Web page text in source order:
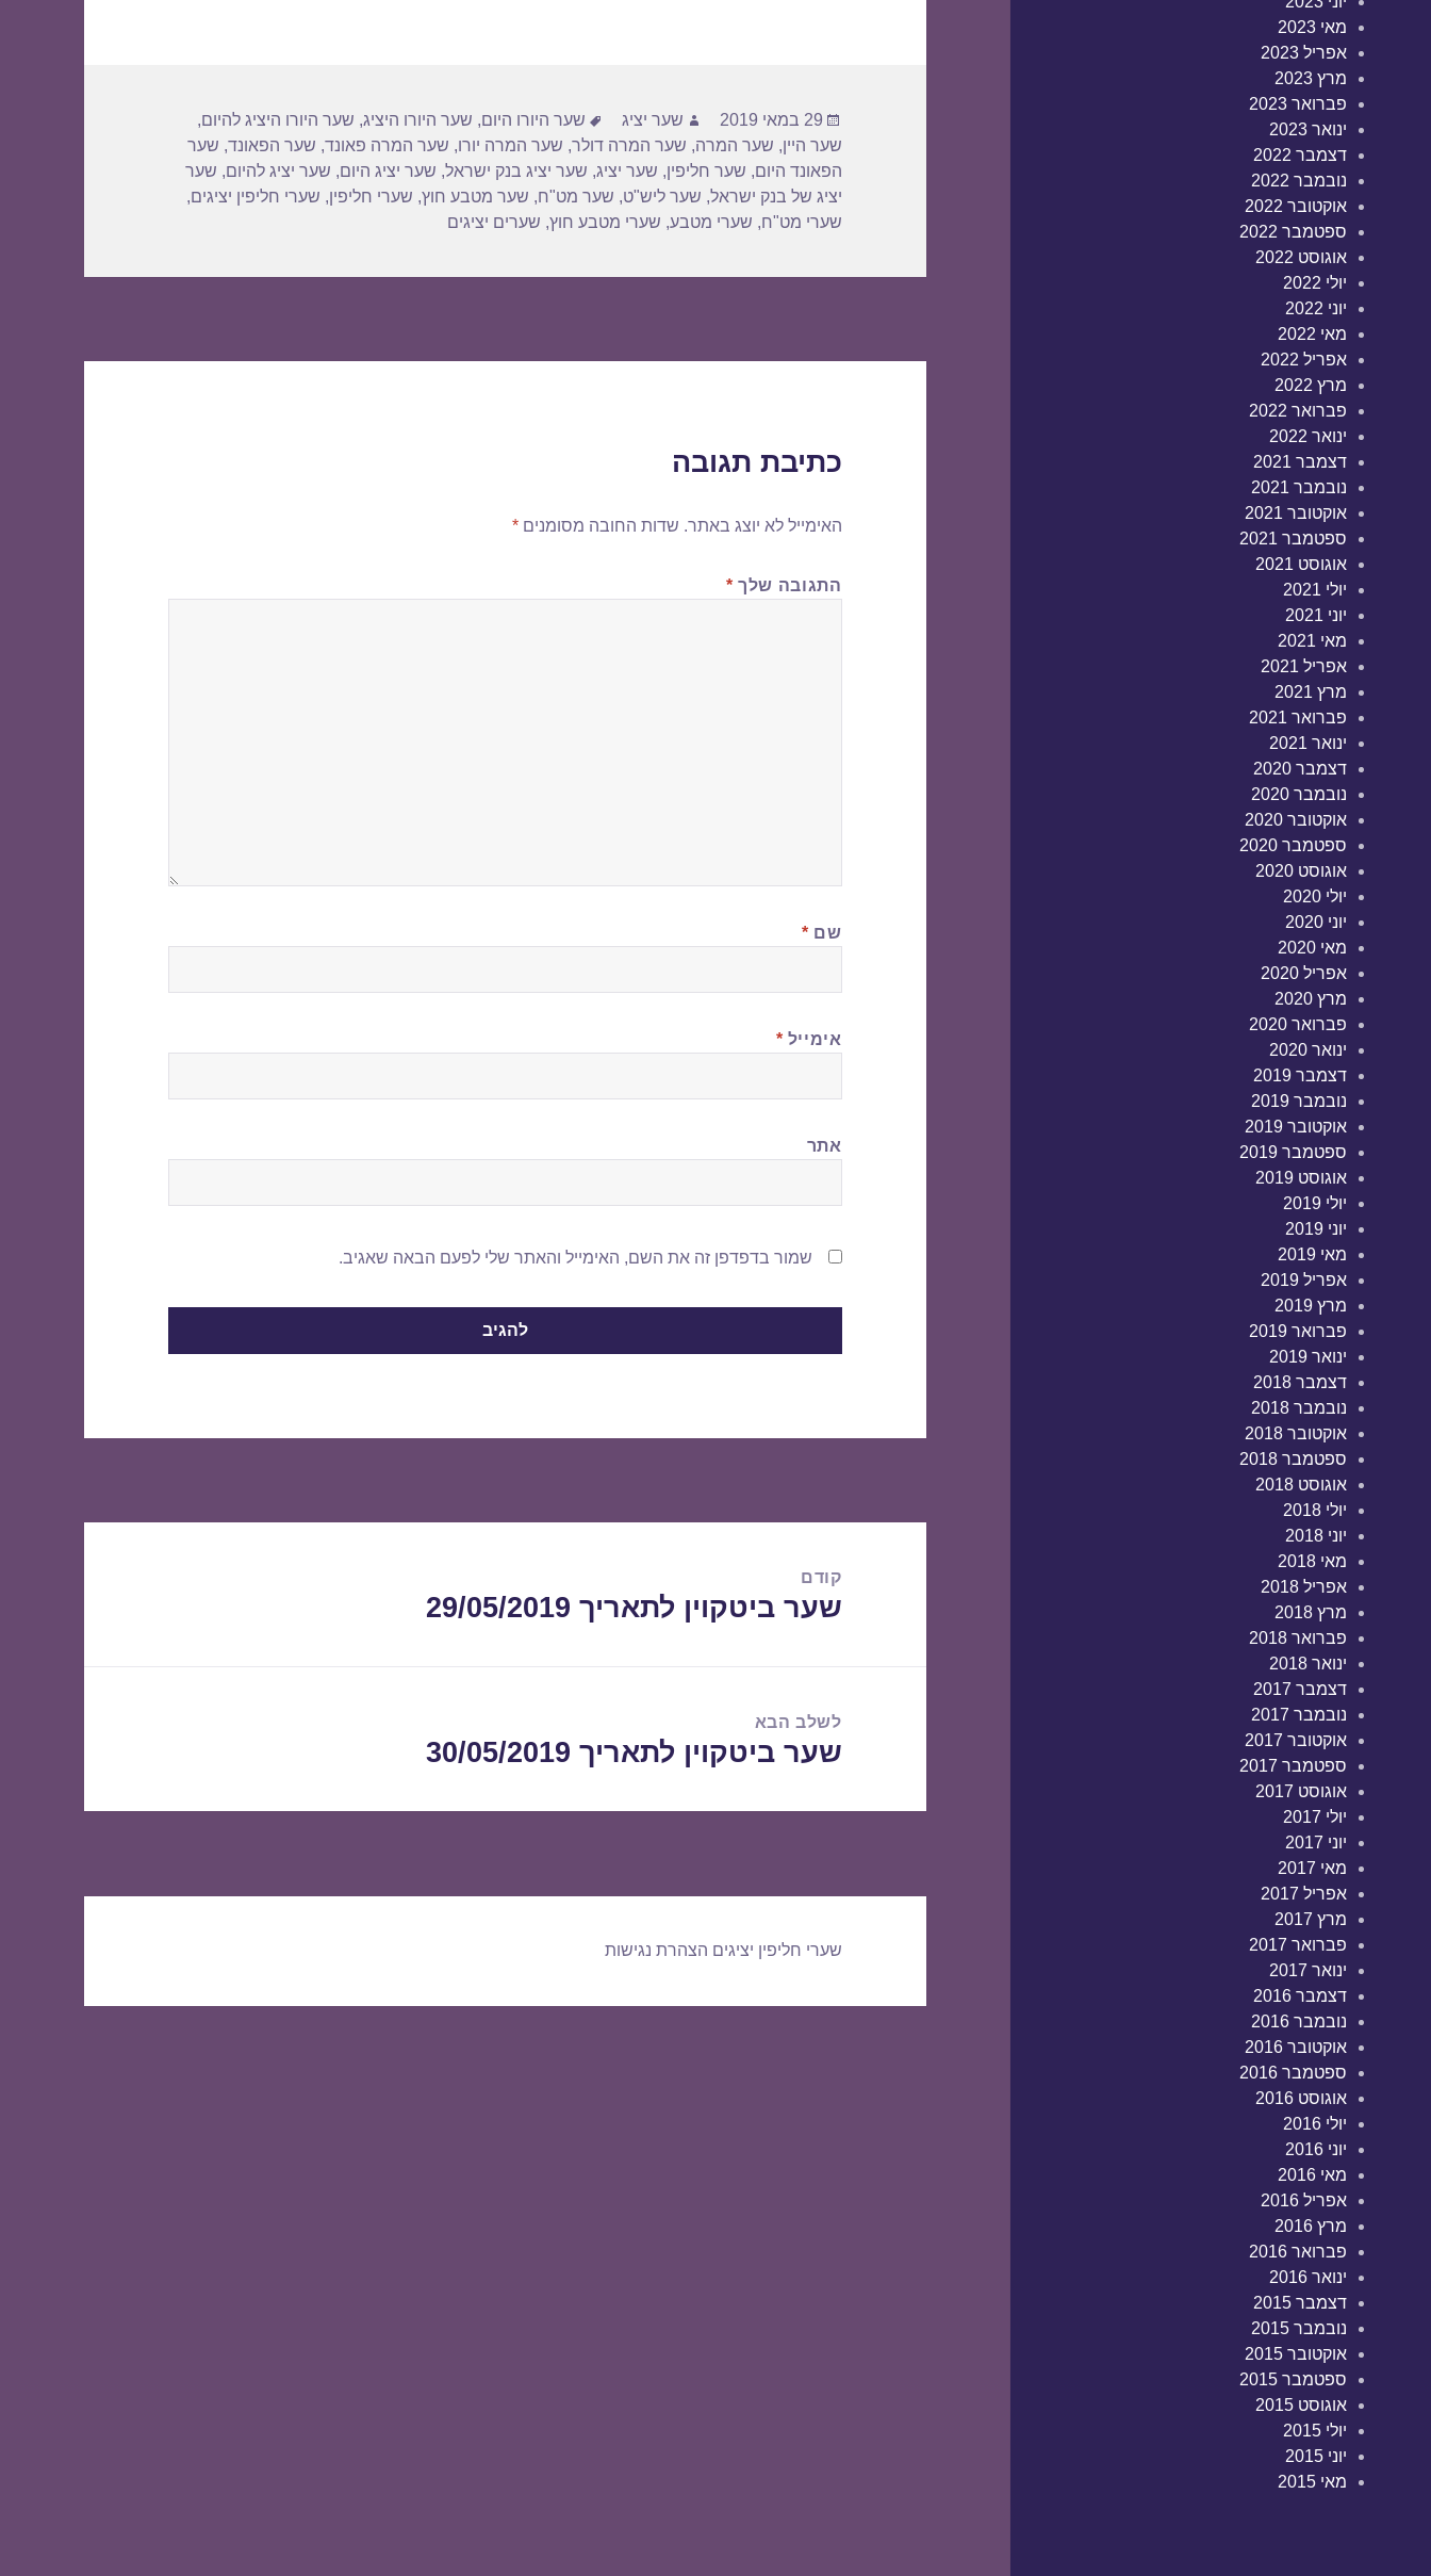
מאי 2023
אפריל 2023
מרץ 2023
פברואר 2023
ינואר 2023
דצמבר 2022
נובמבר 2022
אוקטובר 2022
ספטמבר 2022
אוגוסט 2022
יולי 2022
יוני 2022
מאי 2022
אפריל 2022
מרץ 2022
פברואר 2022
ינואר 2022
דצמבר 2021
נובמבר 2021
אוקטובר 2021
ספטמבר 2021
אוגוסט 2021
יולי 2021
יוני 2021
מאי 2021
אפריל 2021
מרץ 2021
פברואר 2021
ינואר 2021
דצמבר 2020
נובמבר 2020
אוקטובר 2020
ספטמבר 2020
אוגוסט 2020
יולי 2020
יוני 2020
מאי 2020
אפריל 2020
מרץ 2020
פברואר 2020
ינואר 2020
דצמבר 2019
נובמבר 2019
אוקטובר 2019
ספטמבר 2019
אוגוסט 2019
יולי 2019
יוני 2019
מאי 2019
אפריל 2019
מרץ 2019
פברואר 2019
ינואר 2019
דצמבר 2018
נובמבר 2018
אוקטובר 2018
ספטמבר 2018
אוגוסט 2018
יולי 2018
יוני 2018
מאי 2018
אפריל 2018
מרץ 2018
פברואר 2018
ינואר 2018
דצמבר 2017
נובמבר 2017
אוקטובר 2017
ספטמבר 2017
אוגוסט 2017
יולי 2017
יוני 2017
מאי 2017
אפריל 2017
מרץ 2017
פברואר 2017
ינואר 2017
דצמבר 2016
נובמבר 2016
אוקטובר 2016
ספטמבר 2016
אוגוסט 2016
יולי 2016
יוני 2016
מאי 2016
אפריל 2016
מרץ 2016
פברואר 2016
ינואר 2016
דצמבר 2015
נובמבר 2015
אוקטובר 2015
ספטמבר 2015
אוגוסט 2015
יולי 2015
יוני 2015
מאי 2015
פורסם
בתאריך
29 במאי 2019 מחבר
שער יציג תגיות
שער היורו היום, שער היורו היציג, שער היורו היציג להיום,
שער היין, שער המרה, שער המרה דולר, שער המרה יורו, שער המרה פאונד, שער הפאונד, שער
הפאונד היום, שער חליפין, שער יציג, שער יציג בנק ישראל, שער יציג היום, שער יציג להיום, שער
יציג של בנק ישראל, שער ליש"ט, שער מט"ח, שער מטבע חוץ, שערי חליפין, שערי חליפין יציגים,
שערי מט"ח, שערי מטבע, שערי מטבע חוץ, שערים יציגים
כתיבת תגובה
האימייל לא יוצג באתר. שדות החובה מסומנים*
התגובה שלך *
שם *
אימייל *
אתר
שמור בדפדפן זה את השם, האימייל והאתר שלי לפעם הבאה שאגיב.
קודם
הפוסט
שער ביטקוין לתאריך 29/05/2019
לשלב הבא
הפוסט
שער ביטקוין לתאריך 30/05/2019
שערי חליפין יציגים הצהרת נגישות